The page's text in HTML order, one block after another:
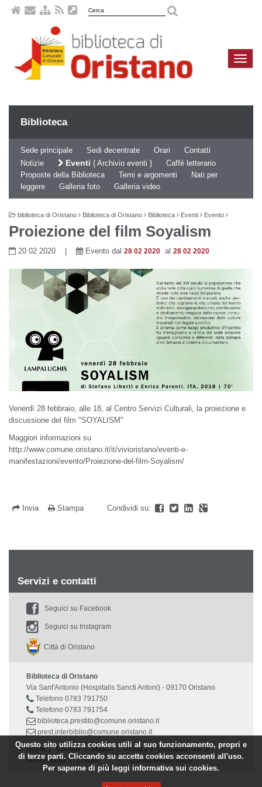
Questo sito utilizza cookies utili al suo funzionamento, propri e
di terze parti. Cliccando su accetta cookies acconsenti all'uso.
Per saperne di più leggi informativa sui cookies.
Biblioteca
Sede principale Sedi decentrate Orari
Contatti
Notizie
Eventi Archivio eventi
Caffè letterario
Proposte della Biblioteca
Temi e argomenti
Nati per
leggere
Galleria foto Galleria video
biblioteca di Oristano Biblioteca di Oristano Biblioteca Eventi Evento
Proiezione del film Soyalism
20 02 2020 | Evento dal 28 02 2020 al 28 02 2020
Venerdì 28 febbraio, alle 18, al Centro Servizi Culturali, la proiezione e
discussione del film "SOYALISM"
Maggiori informazioni su
http://www.comune.oristano.it/it/vivioristano/eventi-e-
manifestazioni/evento/Proiezione-del-film-Soyalism/
Invia Stampa Condividi su:
Servizi e contatti
Seguici su Facebook
Seguici su Instagram
Città di Oristano
Biblioteca di Oristano
Via Sant'Antonio (Hospitalis Sancti Antoni) - 09170 Oristano
Telefono 0783 791750
Telefono 0783 791754
biblioteca.prestito@comune.oristano.it
prest.interbiblio@comune.oristano.it
Home|Contatti|Mappa|Privacy| Dichiarazione di
Accessibilità |Credits ConsulMedia 2019